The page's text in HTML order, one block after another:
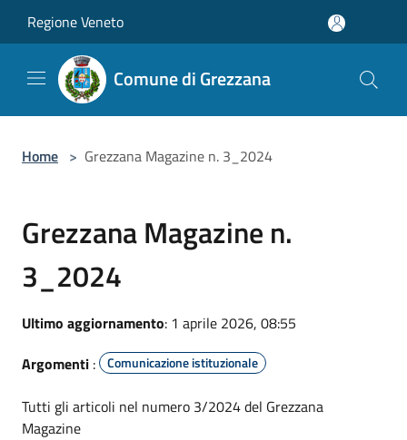
Regione Veneto
Comune di Grezzana
Home > Grezzana Magazine n. 3_2024
Grezzana Magazine n.
3_2024
Ultimo aggiornamento: 1 aprile 2026, 08:55
Argomenti : Comunicazione istituzionale
Tutti gli articoli nel numero 3/2024 del Grezzana
Magazine